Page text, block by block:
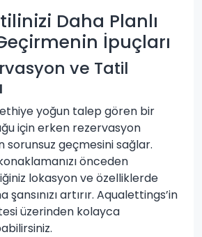
Daha Planlı
İpuçları
ve Tatil
yoğun talep gören bir
için erken rezervasyon
sorunsuz geçmesini sağlar.
önceden
lokasyon ve özelliklerde
artırır. Aqualettings’in
üzerinden kolayca